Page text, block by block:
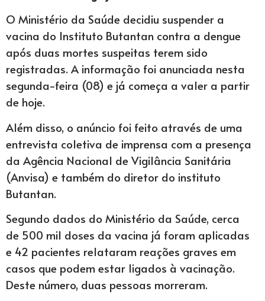
O Ministério da Saúde decidiu suspender a
vacina do Instituto Butantan contra a dengue
após duas mortes suspeitas terem sido
registradas. A informação foi anunciada nesta
segunda-feira (08) e já começa a valer a partir
de hoje.
Além disso, o anúncio foi feito através de uma
entrevista coletiva de imprensa com a presença
da Agência Nacional de Vigilância Sanitária
(Anvisa) e também do diretor do instituto
Butantan.
Segundo dados do Ministério da Saúde, cerca
de 500 mil doses da vacina já foram aplicadas
e 42 pacientes relataram reações graves em
casos que podem estar ligados à vacinação.
Deste número, duas pessoas morreram.